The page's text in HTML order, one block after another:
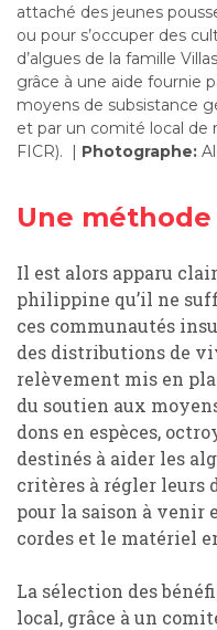
attaché des jeunes
ou pour s’occuper des
d’algues de la famille
grâce à une aide fournie
moyens de subsistance
et par un comité local de
FICR). | Photographe:
Une
Il est alors apparu
philippine qu’il ne
ces communautés
des distributions de
relèvement mis en
du soutien aux
dons en espèces,
destinés à aider les
critères à régler leurs
pour la saison à venir
cordes et le matériel
La sélection des
local, grâce à un